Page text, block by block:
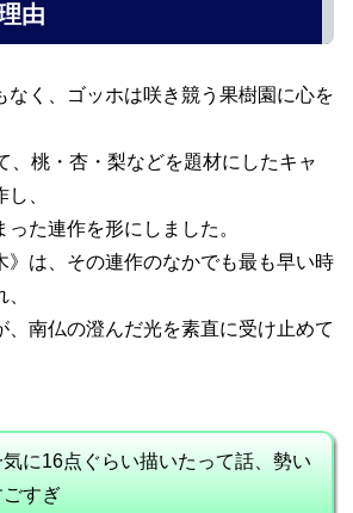
由
なく、ゴッホは咲き競う果樹園に心を
、桃・杏・梨などを題材にしたキャ
、
た連作を形にしました。
》は、その連作のなかでも最も早い時
、南仏の澄んだ光を素直に受け止めて
気に16点ぐらい描いたって話、勢い
ごすぎ